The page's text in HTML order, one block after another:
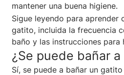
mantener una buena higiene.
Sigue leyendo para aprender
gatito, incluida la frecuencia
baño y las instrucciones para
¿Se puede bañar
Sí, se puede a bañar un